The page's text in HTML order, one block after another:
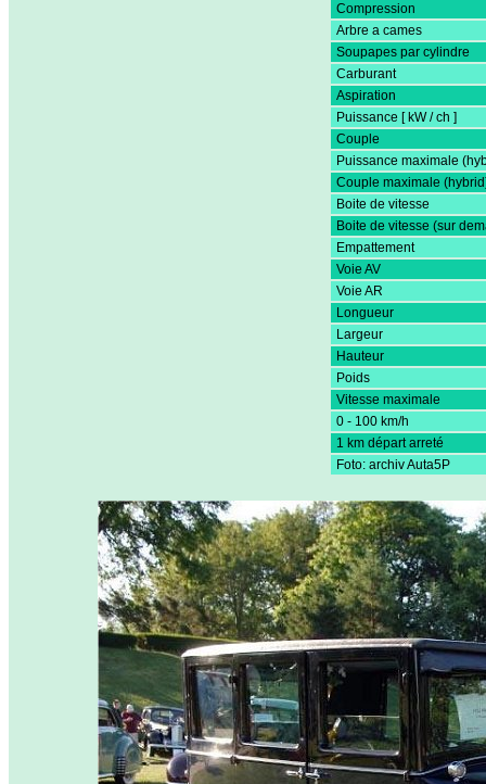
Compression
Arbre a cames
Soupapes par cylindre
Carburant
Aspiration
Puissance [ kW / ch ]
Couple
Puissance maximale
Couple maximale
Boite de vitesse
Boite de vitesse (sur
Empattement
Voie AV
Voie AR
Longueur
Largeur
Hauteur
Poids
Vitesse maximale
0 - 100 km/h
1 km départ arreté
Foto: archiv Auta5P